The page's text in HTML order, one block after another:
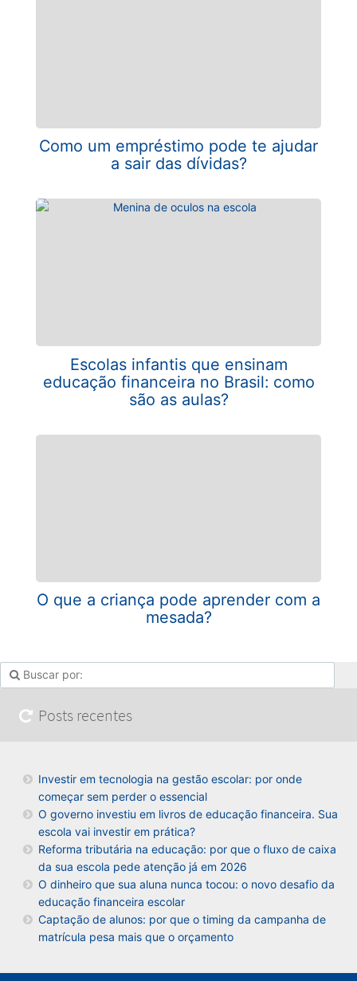
Como um empréstimo pode te ajudar
a sair das dívidas?
Escolas infantis que ensinam
educação financeira no Brasil: como
são as aulas?
O que a criança pode aprender com a
mesada?
Posts recentes
Investir em tecnologia na gestão escolar: por onde
começar sem perder o essencial
O governo investiu em livros de educação financeira. Sua
escola vai investir em prática?
Reforma tributária na educação: por que o fluxo de caixa
da sua escola pede atenção já em 2026
O dinheiro que sua aluna nunca tocou: o novo desafio da
educação financeira escolar
Captação de alunos: por que o timing da campanha de
matrícula pesa mais que o orçamento